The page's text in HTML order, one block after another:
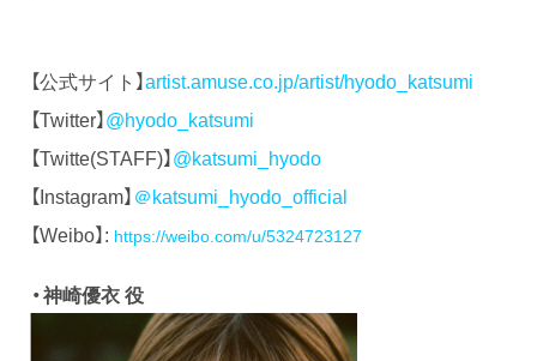
【公式サイト】artist.amuse.co.jp/artist/hyodo_katsumi
【Twitter】@hyodo_katsumi
【Twitte(STAFF)】@katsumi_hyodo
【Instagram】＠katsumi_hyodo_official
【Weibo】: https://weibo.com/u/5324723127
・神崎優衣 役